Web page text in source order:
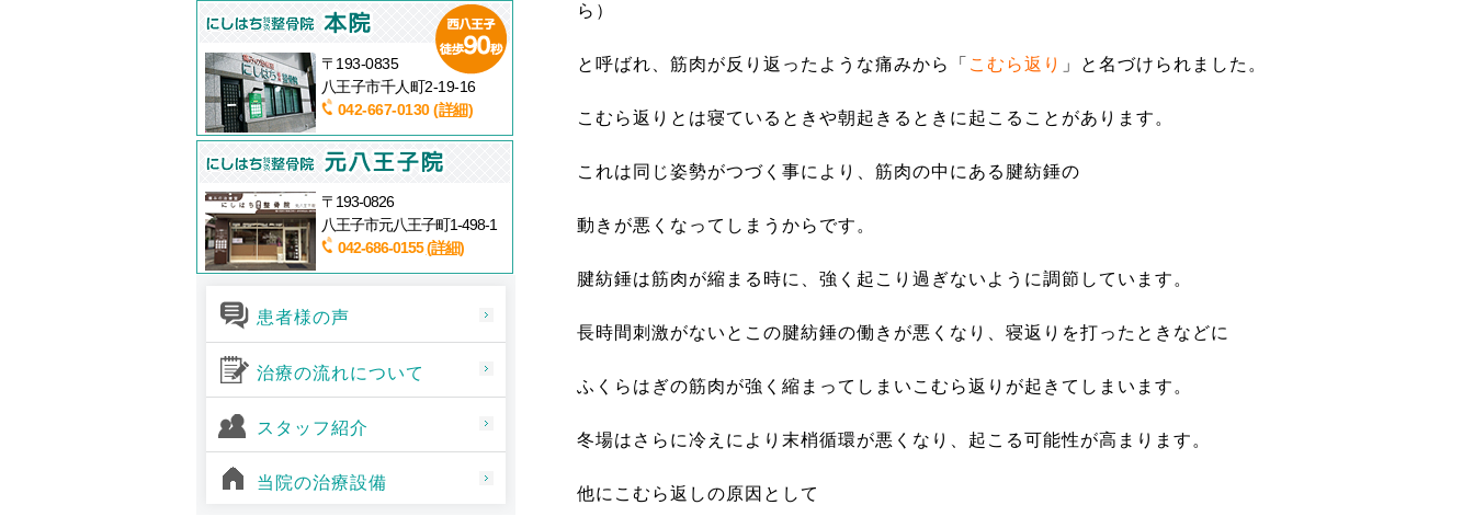
ら）
と呼ばれ、筋肉が反り返ったような痛みから「 こむら返り 」と名づけられました。
こむら返りとは寝ているときや朝起きるときに起こることがあります。
これは同じ姿勢がつづく事により、筋肉の中にある腱紡錘の
動きが悪くなってしまうからです。
腱紡錘は筋肉が縮まる時に、強く起こり過ぎないように調節しています。
長時間刺激がないとこの腱紡錘の働きが悪くなり、寝返りを打ったときなどに
ふくらはぎの筋肉が強く縮まってしまいこむら返りが起きてしまいます。
冬場はさらに冷えにより末梢循環が悪くなり、起こる可能性が高まります。
他にこむら返しの原因として
〒193-0835
八王子市千人町2-19-16
042-667-0130 (詳細)
〒193-0826
八王子市元八王子町1-498-1
042-686-0155 (詳細)
患者様の声
治療の流れについて
スタッフ紹介
当院の治療設備